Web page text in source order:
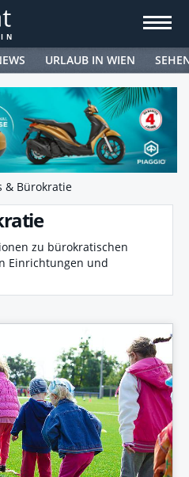
URLAUB IN WIEN
& Bürokratie
zu bürokratischen
Einrichtungen und